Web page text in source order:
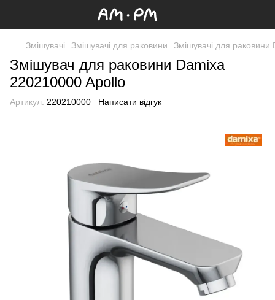
Змішувачі Змішувачі для раковини Змішувачі для раковини
Змішувач для раковини Damixa
220210000 Apollo
Артикул: 220210000 Написати відгук